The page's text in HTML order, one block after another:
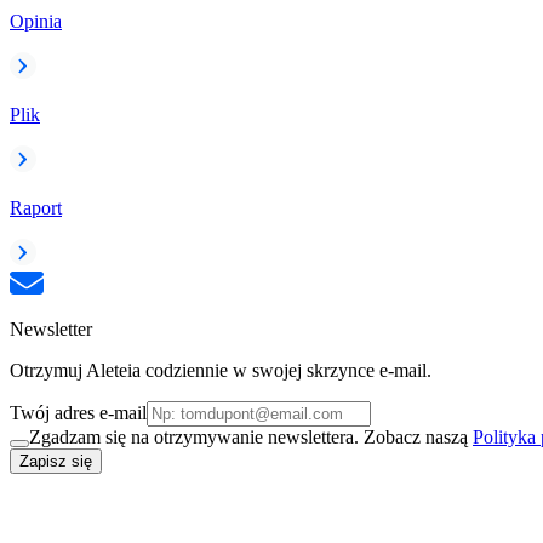
Opinia
Plik
Raport
Newsletter
Otrzymuj Aleteia codziennie w swojej skrzynce e-mail.
Twój adres e-mail
Zgadzam się na otrzymywanie newslettera. Zobacz naszą Polityka
Zapisz się